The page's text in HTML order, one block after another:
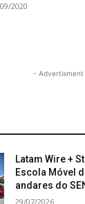
2020
- Advertisment
Latam Wire +
Escola Móvel
andares do
29/07/2026